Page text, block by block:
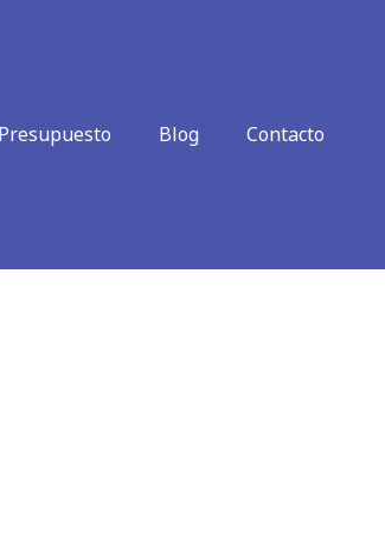
Presupuesto Blog Contacto